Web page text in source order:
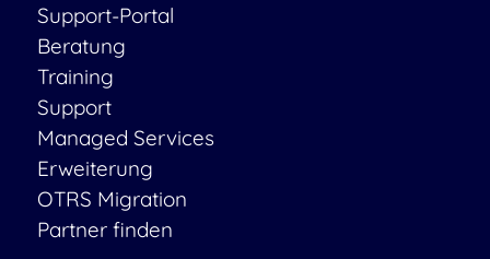
Support-Portal
Beratung
Training
Support
Managed Services
Erweiterung
OTRS Migration
Partner finden